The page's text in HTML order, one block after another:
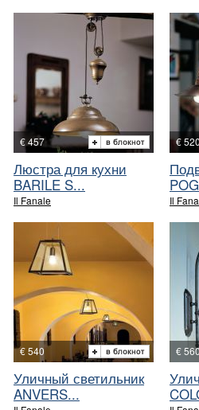
€ 457
Люстра для кухни
BARILE S...
Il Fanale
€
Il
€ 540
Уличный светильник
ANVERS...
€